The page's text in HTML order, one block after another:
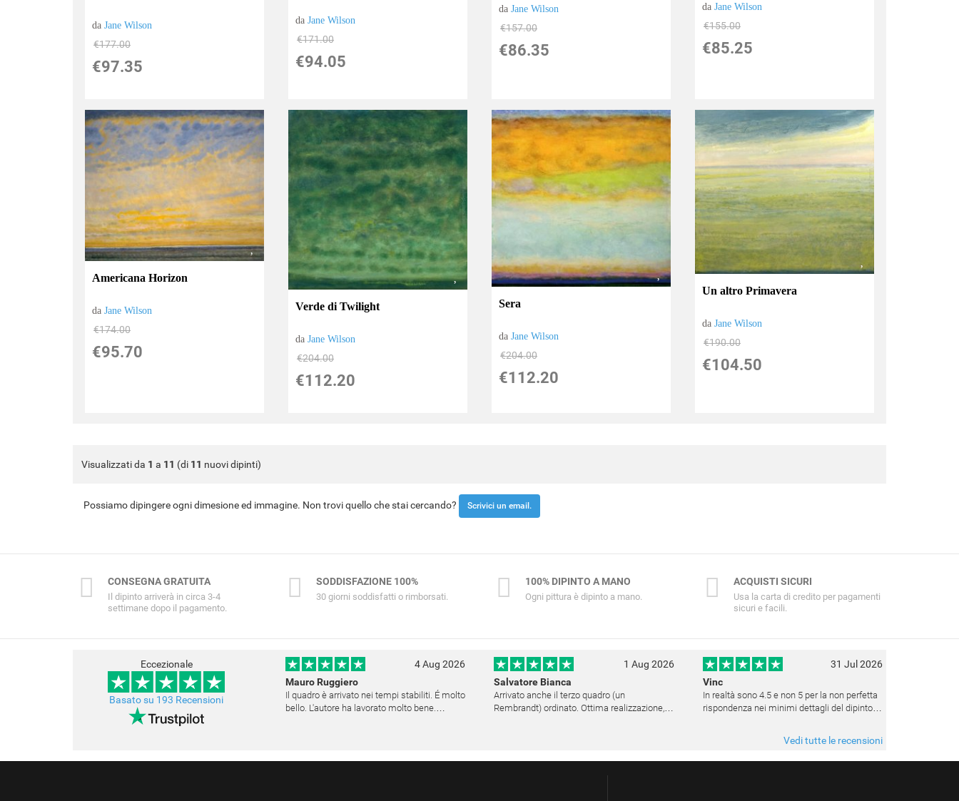
daJane Wilson
€177.00
€97.35
daJane Wilson
€171.00
€94.05
daJane Wilson
€157.00
€86.35
daJane Wilson
€155.00
€85.25
Americana Horizon
daJane Wilson
€174.00
€95.70
Verde di Twilight
daJane Wilson
€204.00
€112.20
Sera
daJane Wilson
€204.00
€112.20
Un altro Primavera
daJane Wilson
€190.00
€104.50
Visualizzati da 1 a 11 (di 11 nuovi dipinti)
Possiamo dipingere ogni dimesione ed immagine. Non trovi quello che stai cercando? Scrivici un email.
CONSEGNA GRATUITA
Il dipinto arriverà in circa 3-4
settimane dopo il pagamento.
SODDISFAZIONE 100%
30 giorni soddisfatti o rimborsati.
100% DIPINTO A MANO
Ogni pittura è dipinto a mano.
ACQUISTI SICURI
Usa la carta di credito per pagamenti
sicuri e facili.
Eccezionale
Basato su 193 Recensioni
4 Aug 2026
Mauro Ruggiero
Il quadro è arrivato nei tempi stabiliti. É molto
bello. L'autore ha lavorato molto bene.
1 Aug 2026
Salvatore Bianca
Arrivato anche il terzo quadro (un
Rembrandt) ordinato. Ottima realizzazione,
appesi
31 Jul 2026
Vinc
In realtà sono 4.5 e non 5 per la non perfetta
rispondenza nei minimi dettagli del dipinto.
dipinto, da quando è stato spedito, è giunto in
Vedi tutte le recensioni